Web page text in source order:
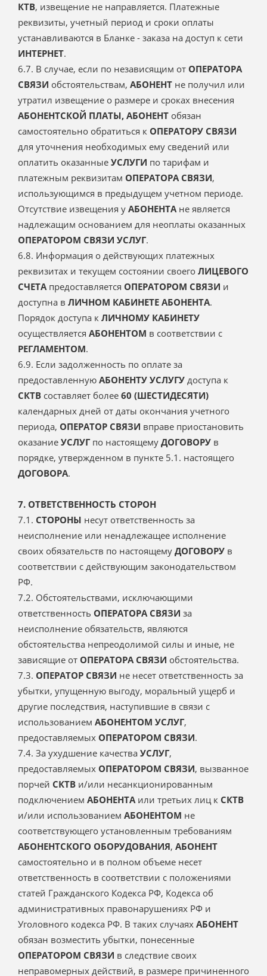
КТВ, извещение не направляется. Платежные
реквизиты, учетный период и сроки оплаты
устанавливаются в Бланке - заказа на доступ к сети
ИНТЕРНЕТ.
6.7. В случае, если по независящим от ОПЕРАТОРА
СВЯЗИ обстоятельствам, АБОНЕНТ не получил или
утратил извещение о размере и сроках внесения
АБОНЕНТСКОЙ ПЛАТЫ, АБОНЕНТ обязан
самостоятельно обратиться к ОПЕРАТОРУ СВЯЗИ
для уточнения необходимых ему сведений или
оплатить оказанные УСЛУГИ по тарифам и
платежным реквизитам ОПЕРАТОРА СВЯЗИ,
использующимся в предыдущем учетном периоде.
Отсутствие извещения у АБОНЕНТАне является
надлежащим основанием для неоплаты оказанных
ОПЕРАТОРОМ СВЯЗИ УСЛУГ.
6.8. Информация о действующих платежных
реквизитах и текущем состоянии своего ЛИЦЕВОГО
СЧЕТА предоставляется ОПЕРАТОРОМ СВЯЗИ и
доступна в ЛИЧНОМ КАБИНЕТЕ АБОНЕНТА.
Порядок доступа к ЛИЧНОМУ КАБИНЕТУ
осуществляется АБОНЕНТОМ в соответствии с
РЕГЛАМЕНТОМ.
6.9. Если задолженность по оплате за
предоставленную АБОНЕНТУ УСЛУГУ доступа к
СКТВ составляет более 60 (ШЕСТИДЕСЯТИ)
календарных дней от даты окончания учетного
периода, ОПЕРАТОР СВЯЗИ вправе приостановить
оказание УСЛУГ по настоящему ДОГОВОРУ в
порядке, утвержденном в пункте 5.1. настоящего
ДОГОВОРА.
7. ОТВЕТСТВЕННОСТЬ СТОРОН
7.1. СТОРОНЫ несут ответственность за
неисполнение или ненадлежащее исполнение
своих обязательств по настоящему ДОГОВОРУ в
соответствии с действующим законодательством
РФ.
7.2. Обстоятельствами, исключающими
ответственность ОПЕРАТОРА СВЯЗИ за
неисполнение обязательств, являются
обстоятельства непреодолимой силы и иные, не
зависящие от ОПЕРАТОРА СВЯЗИ обстоятельства.
7.3. ОПЕРАТОР СВЯЗИ не несет ответственность за
убытки, упущенную выгоду, моральный ущерб и
другие последствия, наступившие в связи с
использованием АБОНЕНТОМ УСЛУГ,
предоставляемых ОПЕРАТОРОМ СВЯЗИ.
7.4. За ухудшение качества УСЛУГ,
предоставляемых ОПЕРАТОРОМ СВЯЗИ, вызванное
порчей СКТВ и/или несанкционированным
подключением АБОНЕНТАили третьих лиц к СКТВ
и/или использованием АБОНЕНТОМ не
соответствующего установленным требованиям
АБОНЕНТСКОГО ОБОРУДОВАНИЯ, АБОНЕНТ
самостоятельно и в полном объеме несет
ответственность в соответствии с положениями
статей Гражданского Кодекса РФ, Кодекса об
административных правонарушениях РФ и
Уголовного кодекса РФ. В таких случаях АБОНЕНТ
обязан возместить убытки, понесенные
ОПЕРАТОРОМ СВЯЗИ в следствие своих
неправомерных действий, в размере причиненного